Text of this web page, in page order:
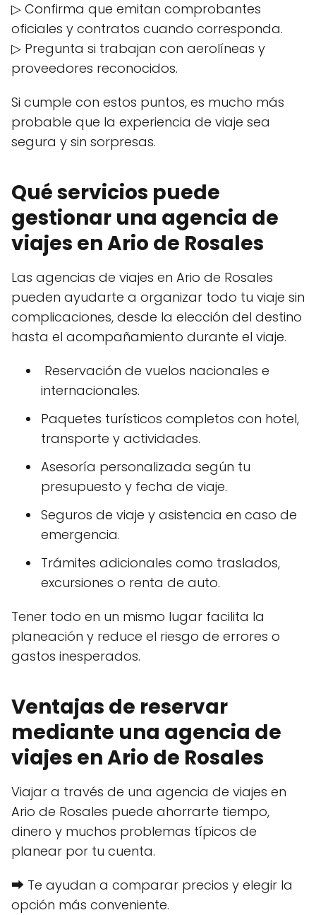
▷ Confirma que emitan comprobantes
oficiales y contratos cuando corresponda.
▷ Pregunta si trabajan con aerolíneas y
proveedores reconocidos.
Si cumple con estos puntos, es mucho más
probable que la experiencia de viaje sea
segura y sin sorpresas.
Qué servicios puede
gestionar una agencia de
viajes en Ario de Rosales
Las agencias de viajes en Ario de Rosales
pueden ayudarte a organizar todo tu viaje sin
complicaciones, desde la elección del destino
hasta el acompañamiento durante el viaje.
Reservación de vuelos nacionales e
internacionales.
Paquetes turísticos completos con hotel,
transporte y actividades.
Asesoría personalizada según tu
presupuesto y fecha de viaje.
Seguros de viaje y asistencia en caso de
emergencia.
Trámites adicionales como traslados,
excursiones o renta de auto.
Tener todo en un mismo lugar facilita la
planeación y reduce el riesgo de errores o
gastos inesperados.
Ventajas de reservar
mediante una agencia de
viajes en Ario de Rosales
Viajar a través de una agencia de viajes en
Ario de Rosales puede ahorrarte tiempo,
dinero y muchos problemas típicos de
planear por tu cuenta.
⮕ Te ayudan a comparar precios y elegir la
opción más conveniente.